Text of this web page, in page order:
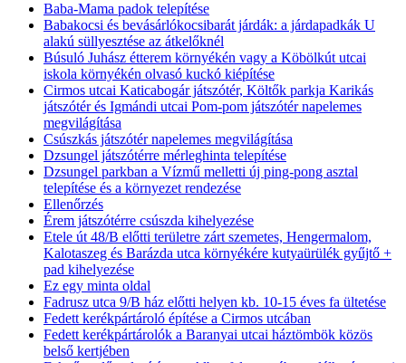
Baba-Mama padok telepítése
Babakocsi és bevásárlókocsibarát járdák: a járdapadkák U
alakú süllyesztése az átkelőknél
Búsuló Juhász étterem környékén vagy a Köbölkút utcai
iskola környékén olvasó kuckó kiépítése
Cirmos utcai Katicabogár játszótér, Költők parkja Karikás
játszótér és Igmándi utcai Pom-pom játszótér napelemes
megvilágítása
Csúszkás játszótér napelemes megvilágítása
Dzsungel játszótérre mérleghinta telepítése
Dzsungel parkban a Vízmű melletti új ping-pong asztal
telepítése és a környezet rendezése
Ellenőrzés
Érem játszótérre csúszda kihelyezése
Etele út 48/B előtti területre zárt szemetes, Hengermalom,
Kalotaszeg és Barázda utca környékére kutyaürülék gyűjtő +
pad kihelyezése
Ez egy minta oldal
Fadrusz utca 9/B ház előtti helyen kb. 10-15 éves fa ültetése
Fedett kerékpártároló építése a Cirmos utcában
Fedett kerékpártárolók a Baranyai utcai háztömbök közös
belső kertjében